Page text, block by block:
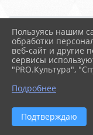
Главная
Севастополь
27.02.2025 12:03
Пользуясь нашим
обработки
веб-сайт и другие
сервисы
"PRO.Культура",
Подробнее
Подтверждаю